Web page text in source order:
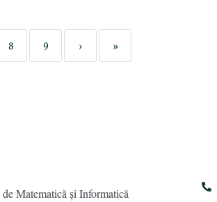
8 9 › »
de Matematică şi Informatică